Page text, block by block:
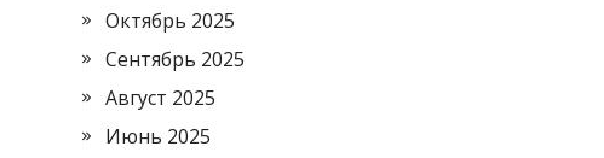
Октябрь 2025
Сентябрь 2025
Август 2025
Июнь 2025